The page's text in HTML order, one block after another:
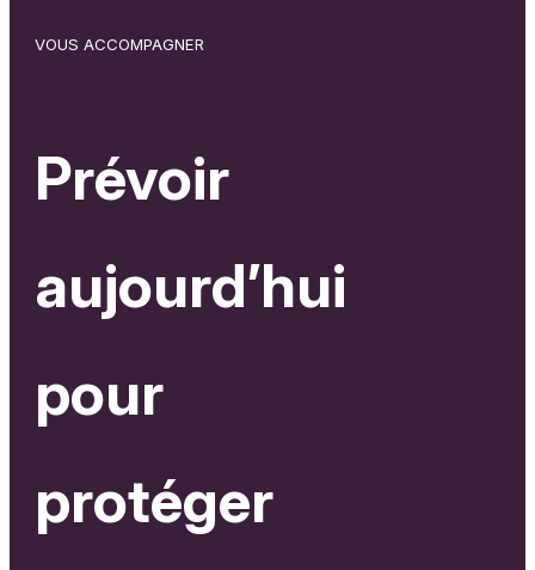
VOUS ACCOMPAGNER
Prévoir
aujourd’hui
pour
protéger